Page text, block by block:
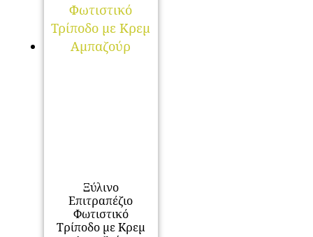
Ξύλινο
Επιτραπέζιο
Φωτιστικό
Τρίποδο με Κρεμ